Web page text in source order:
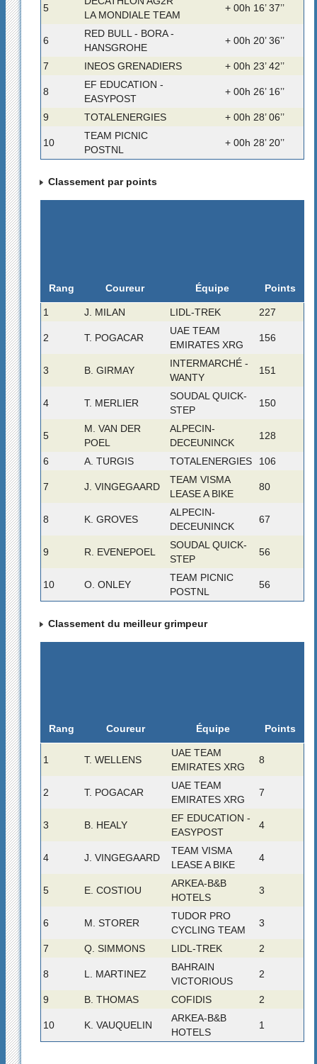
5
LA MONDIALE TEAM
+ 00h 16’ 37’’
6
RED BULL - BORA -
HANSGROHE
+ 00h 20’ 36’’
7 INEOS GRENADIERS + 00h 23’ 42’’
8
EF EDUCATION -
EASYPOST
+ 00h 26’ 16’’
9 TOTALENERGIES + 00h 28’ 06’’
10
TEAM PICNIC
POSTNL
+ 00h 28’ 20’’
Classement par points
Rang Coureur Équipe Points
1 J. MILAN LIDL-TREK 227
2 T. POGACAR
UAE TEAM
EMIRATES XRG
156
3 B. GIRMAY
INTERMARCHÉ -
WANTY
151
4 T. MERLIER
SOUDAL QUICK-
STEP
150
5
M. VAN DER
POEL
ALPECIN-
DECEUNINCK
128
6 A. TURGIS TOTALENERGIES 106
7 J. VINGEGAARD
TEAM VISMA
LEASE A BIKE
80
8 K. GROVES
ALPECIN-
DECEUNINCK
67
9 R. EVENEPOEL
SOUDAL QUICK-
STEP
56
10 O. ONLEY
TEAM PICNIC
POSTNL
56
Classement du meilleur grimpeur
Rang Coureur Équipe Points
1 T. WELLENS
UAE TEAM
EMIRATES XRG
8
2 T. POGACAR
UAE TEAM
EMIRATES XRG
7
3 B. HEALY
EF EDUCATION -
EASYPOST
4
4 J. VINGEGAARD
TEAM VISMA
LEASE A BIKE
4
5 E. COSTIOU
ARKEA-B&B
HOTELS
3
6 M. STORER
TUDOR PRO
CYCLING TEAM
3
7 Q. SIMMONS LIDL-TREK 2
8 L. MARTINEZ
BAHRAIN
VICTORIOUS
2
9 B. THOMAS COFIDIS 2
10 K. VAUQUELIN
ARKEA-B&B
HOTELS
1